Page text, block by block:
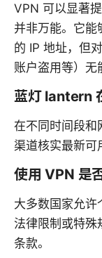
VPN 可以显著
并非万能。它能
的 IP 地址，但
账户盗用等）无
蓝灯 lantern
在不同时间段和
渠道核实最新可
使用 VPN 是
大多数国家允许
法律限制或特殊
条款。